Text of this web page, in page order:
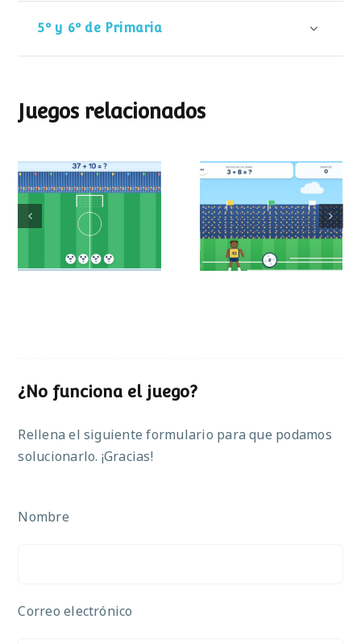
5º y 6º de Primaria
Juegos relacionados
Mundial de
operaciones
Partido de sumas
¿No funciona el juego?
Rellena el siguiente formulario para que podamos
solucionarlo. ¡Gracias!
Nombre
Correo electrónico